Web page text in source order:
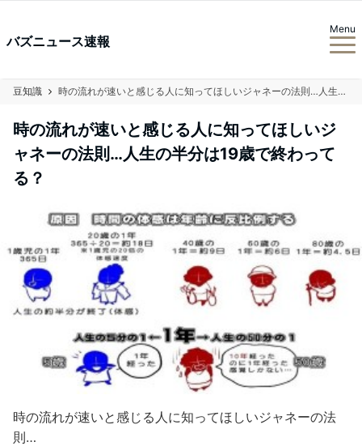
バズニュース速報
Menu
豆知識 時の流れが速いと感じる人に知ってほしいジャネーの法則…人生の半分は19歳で終わってる？
時の流れが速いと感じる人に知ってほしいジ
ャネーの法則…人生の半分は19歳で終わって
る？
時の流れが速いと感じる人に知ってほしいジャネーの法
則…